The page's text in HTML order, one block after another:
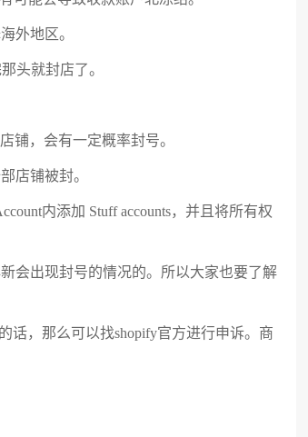
外地区。
头就封店了。
铺，会有一定概率封号。
店铺被封。
内添加 Stuff accounts，并且将所有权
会出现封号的情况的。所以大家也要了解
话，那么可以找shopify官方进行申诉。商